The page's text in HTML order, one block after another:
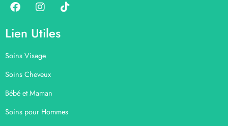
Lien Utiles
Soins Visage
Soins Cheveux
Bébé et Maman
Soins pour Hommes